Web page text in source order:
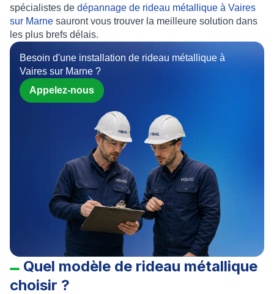
spécialistes de dépannage de rideau métallique à Vaires
sur Marne sauront vous trouver la meilleure solution dans
les plus brefs délais.
Besoin d'une installation de rideau métallique à
Vaires sur Marne ?
Appelez-nous
Quel modèle de rideau métallique
choisir ?